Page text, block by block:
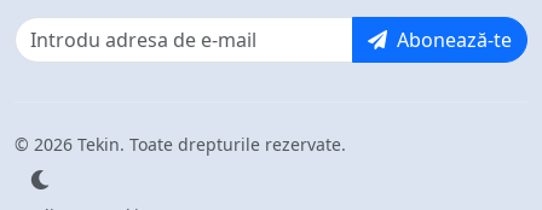
Abonează-te
© 2026 Tekin. Toate drepturile rezervate.